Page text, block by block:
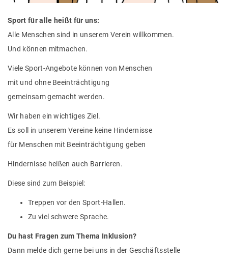
Sport für alle heißt für uns:
Alle Menschen sind in unserem Verein willkommen.
Und können mitmachen.
Viele Sport-Angebote können von Menschen
mit und ohne Beeinträchtigung
gemeinsam gemacht werden.
Wir haben ein wichtiges Ziel.
Es soll in unserem Vereine keine Hindernisse
für Menschen mit Beeinträchtigung geben
Hindernisse heißen auch Barrieren.
Diese sind zum Beispiel:
Treppen vor den Sport-Hallen.
Zu viel schwere Sprache.
Du hast Fragen zum Thema Inklusion?
Dann melde dich gerne bei uns in der Geschäftsstelle